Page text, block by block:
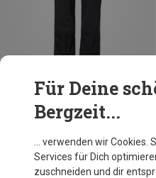
Herren Monviso Alpine Hose
249,95 €
S M L
XL
Für Deine
Bergzeit...
… verwenden wir Cookies.
Services für Dich
zuschneiden und dir